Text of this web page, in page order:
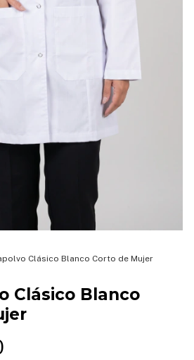
Clásico Blanco Corto de Mujer
Clásico Blanco